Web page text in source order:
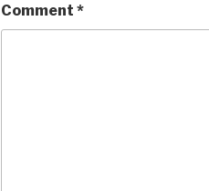
Comment *